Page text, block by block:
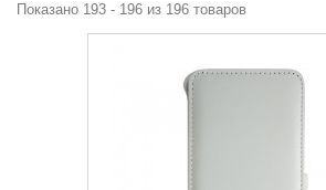
Показано 193 - 196 из 196 товаров